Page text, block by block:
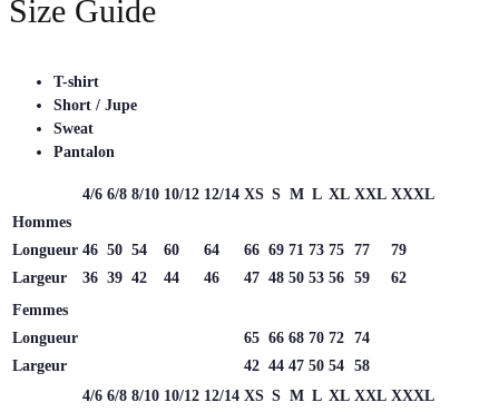
Size Guide
T-shirt
Short / Jupe
Sweat
Pantalon
4/6 6/8 8/10 10/12 12/14 XS S M L XL XXL XXXL
Hommes
Longueur 46 50 54 60 64 66 69 71 73 75 77
79
Largeur
36 39 42 44 46 47 48 50 53 56 59
62
Femmes
Longueur
65 66 68 70 72 74
Largeur
42 44 47 50 54 58
4/6 6/8 8/10 10/12 12/14 XS S M L XL XXL XXXL